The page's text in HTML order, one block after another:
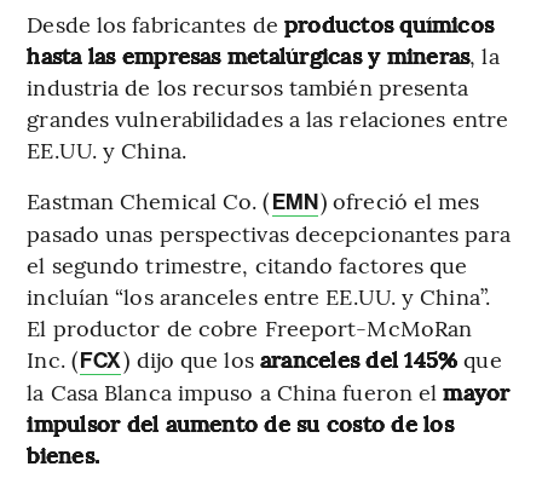
Desde los fabricantes de productos químicos
hasta las empresas metalúrgicas y mineras, la
industria de los recursos también presenta
grandes vulnerabilidades a las relaciones entre
EE.UU. y China.
Eastman Chemical Co. (EMN) ofreció el mes
pasado unas perspectivas decepcionantes para
el segundo trimestre, citando factores que
incluían “los aranceles entre EE.UU. y China”.
El productor de cobre Freeport-McMoRan
Inc. (FCX) dijo que losaranceles del 145% que
la Casa Blanca impuso a China fueron elmayor
impulsor del aumento de su costo de los
bienes.